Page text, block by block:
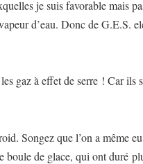
je suis favorable mais
d’eau. Donc de G.E.S.
gaz à effet de serre ! Car ils
Songez que l’on a même
boule de glace, qui ont duré